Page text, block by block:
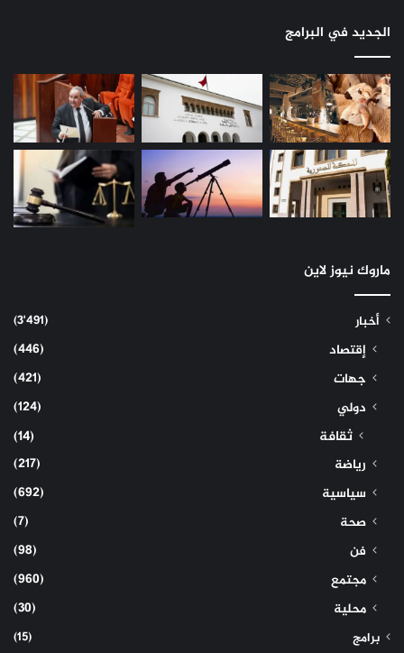
الجديد في البرامج
ماروك نيوز لاين
أخبار (3٬491)
إقتصاد
(446)
جهات
(421)
دولي
(124)
ثقافة (14)
رياضة
(217)
سياسية
(692)
صحة
(7)
فن
(98)
مجتمع
(960)
محلية
(30)
برامج (15)